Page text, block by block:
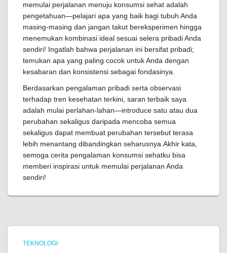
memulai perjalanan menuju konsumsi sehat adalah
pengetahuan—pelajari apa yang baik bagi tubuh Anda
masing-masing dan jangan takut bereksperimen hingga
menemukan kombinasi ideal sesuai selera pribadi Anda
sendiri! Ingatlah bahwa perjalanan ini bersifat pribadi;
temukan apa yang paling cocok untuk Anda dengan
kesabaran dan konsistensi sebagai fondasinya.
Berdasarkan pengalaman pribadi serta observasi
terhadap tren kesehatan terkini, saran terbaik saya
adalah mulai perlahan-lahan—introduce satu atau dua
perubahan sekaligus daripada mencoba semua
sekaligus dapat membuat perubahan tersebut terasa
lebih menantang dibandingkan seharusnya.Akhir kata,
semoga cerita pengalaman konsumsi sehatku bisa
memberi inspirasi untuk memulai perjalanan Anda
sendiri!
TEKNOLOGI